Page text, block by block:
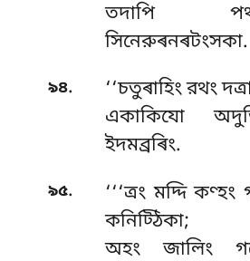
তদাপি
সিনেরুৰনৰটংসকা.
৯৪.
‘‘চতুৰাহিং রথং
একাকিযো
ইদমব্রৰিং.
৯৫.
‘‘‘ত্ৰং মদ্দি
কনিট্ঠিকা;
অহং জালিং